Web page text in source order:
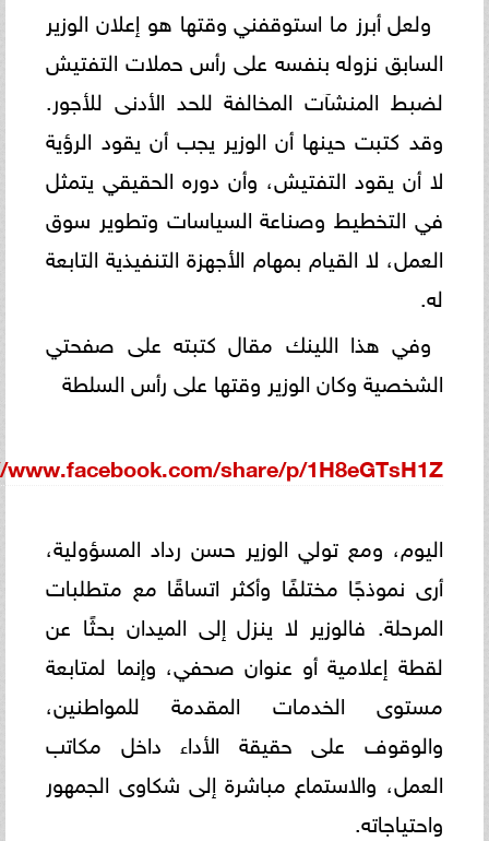
ولعل أبرز ما استوقفني وقتها هو إعلان الوزير
السابق نزوله بنفسه على رأس حملات التفتيش
لضبط المنشآت المخالفة للحد الأدنى للأجور.
وقد كتبت حينها أن الوزير يجب أن يقود الرؤية
لا أن يقود التفتيش، وأن دوره الحقيقي يتمثل
في التخطيط وصناعة السياسات وتطوير سوق
العمل، لا القيام بمهام الأجهزة التنفيذية التابعة
له.
وفي هذا اللينك مقال كتبته على صفحتي
الشخصية وكان الوزير وقتها على رأس السلطة
share/p/1H8eGTsH1Z/
اليوم، ومع تولي الوزير حسن رداد المسؤولية،
أرى نموذجًا مختلفًا وأكثر اتساقًا مع متطلبات
المرحلة. فالوزير لا ينزل إلى الميدان بحثًا عن
لقطة إعلامية أو عنوان صحفي، وإنما لمتابعة
مستوى الخدمات المقدمة للمواطنين،
والوقوف على حقيقة الأداء داخل مكاتب
العمل، والاستماع مباشرة إلى شكاوى الجمهور
واحتياجاته.